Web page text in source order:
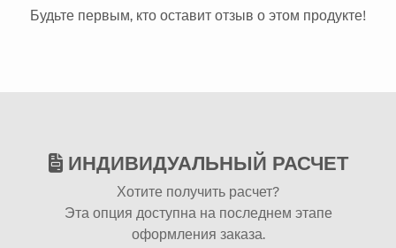
Будьте первым, кто оставит отзыв о этом продукте!
ИНДИВИДУАЛЬНЫЙ РАСЧЕТ
Хотите получить расчет?
Эта опция доступна на последнем этапе
оформления заказа.